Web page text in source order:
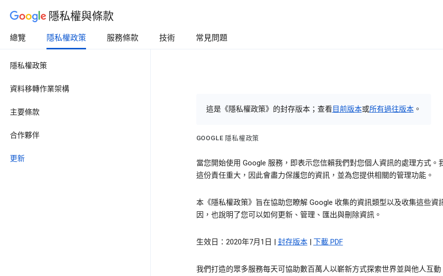
隱私權與條款
總覽 隱私權政策 服務條款 技術 常見問題
隱私權政策
資料移轉作業架構
主要條款
合作夥伴
更新
這是《隱私權政策》的封存版本；查看 目前版本或所有過往版本。
GOOGLE 隱私權政策
當您開始使用 Google 服務，即表示您信賴我們對您個人資訊的處理方式。
這份責任重大，因此會盡力保護您的資訊，並為您提供相關的管理功能。
本《隱私權政策》旨在協助您瞭解 Google 收集的資訊類型以及收集這些資
因，也說明了您可以如何更新、管理、匯出與刪除資訊。
生效日：2020年7月1日 | 封存版本| 下載 PDF
我們打造的眾多服務每天可協助數百萬人以嶄新方式探索世界並與他人互動